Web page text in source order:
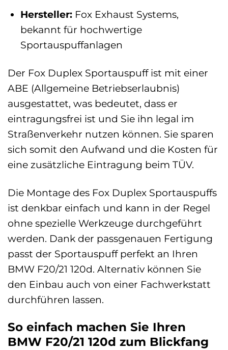
Hersteller:Fox Exhaust Systems,
bekannt für hochwertige
Sportauspuffanlagen
Der Fox Duplex Sportauspuff ist mit einer
ABE (Allgemeine Betriebserlaubnis)
ausgestattet, was bedeutet, dass er
eintragungsfrei ist und Sie ihn legal im
Straßenverkehr nutzen können. Sie sparen
sich somit den Aufwand und die Kosten für
eine zusätzliche Eintragung beim TÜV.
Die Montage des Fox Duplex Sportauspuffs
ist denkbar einfach und kann in der Regel
ohne spezielle Werkzeuge durchgeführt
werden. Dank der passgenauen Fertigung
passt der Sportauspuff perfekt an Ihren
BMW F20/21 120d. Alternativ können Sie
den Einbau auch von einer Fachwerkstatt
durchführen lassen.
So einfach machen Sie Ihren
BMW F20/21 120d zum Blickfang